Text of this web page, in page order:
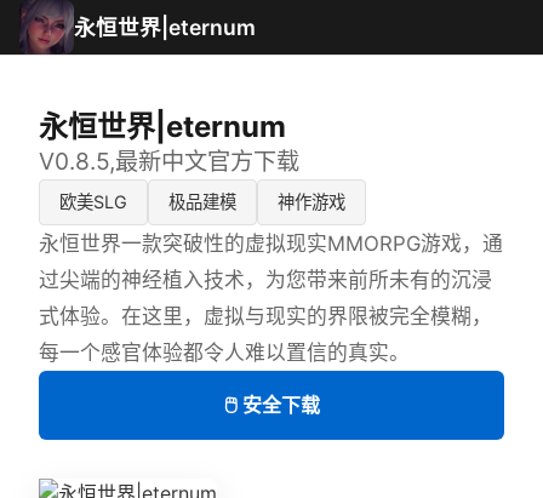
永恒世界|eternum
永恒世界|eternum
V0.8.5,最新中文官方下载
欧美SLG 极品建模 神作游戏
永恒世界一款突破性的虚拟现实MMORPG游戏，通
过尖端的神经植入技术，为您带来前所未有的沉浸
式体验。在这里，虚拟与现实的界限被完全模糊，
每一个感官体验都令人难以置信的真实。
🖱️ 安全下载